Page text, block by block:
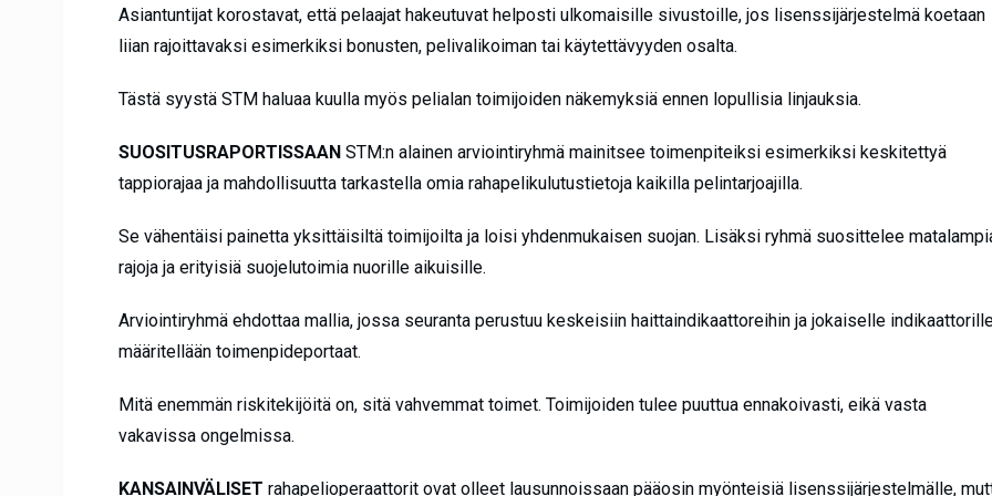
Asiantuntijat korostavat, että pelaajat hakeutuvat helposti ulkomaisille sivustoille, jos lisenssijärjestelmä koetaan
liian rajoittavaksi esimerkiksi bonusten, pelivalikoiman tai käytettävyyden osalta.
Tästä syystä STM haluaa kuulla myös pelialan toimijoiden näkemyksiä ennen lopullisia linjauksia.
SUOSITUSRAPORTISSAAN STM:n alainen arviointiryhmä mainitsee toimenpiteiksi esimerkiksi keskitettyä
tappiorajaa ja mahdollisuutta tarkastella omia rahapelikulutustietoja kaikilla pelintarjoajilla.
Se vähentäisi painetta yksittäisiltä toimijoilta ja loisi yhdenmukaisen suojan. Lisäksi ryhmä suosittelee
rajoja ja erityisiä suojelutoimia nuorille aikuisille.
Arviointiryhmä ehdottaa mallia, jossa seuranta perustuu keskeisiin haittaindikaattoreihin ja jokaiselle
määritellään toimenpideportaat.
Mitä enemmän riskitekijöitä on, sitä vahvemmat toimet. Toimijoiden tulee puuttua ennakoivasti, eikä vasta
vakavissa ongelmissa.
KANSAINVÄLISET rahapelioperaattorit ovat olleet lausunnoissaan pääosin myönteisiä lisenssijärjestelmälle,